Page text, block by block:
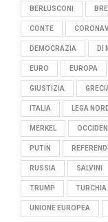
BERLUSCONI
CONTE
DEMOCRAZIA DI
EURO EUROPA
GIUSTIZIA
ITALIA LEGA
MERKEL
PUTIN
RUSSIA SALVINI
TRUMP TURCHIA
UNIONE EUROPEA